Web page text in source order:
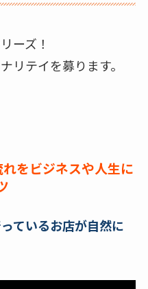
ーズ！
リテイを募ります。
をビジネスや人生に
ているお店が自然に